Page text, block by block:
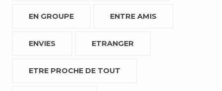
EN GROUPE ENTRE AMIS
ENVIES ETRANGER
ETRE PROCHE DE TOUT